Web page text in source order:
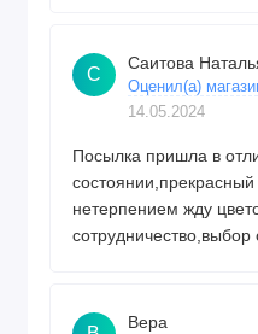
С
Саитова
Оценил(а)
14.05.2024
Посылка пришла в
нетерпением жду
Вера